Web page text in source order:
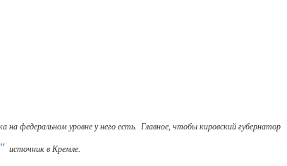
федеральном уровне у него есть. Главное, чтобы кировский губернатор
источник в Кремле.